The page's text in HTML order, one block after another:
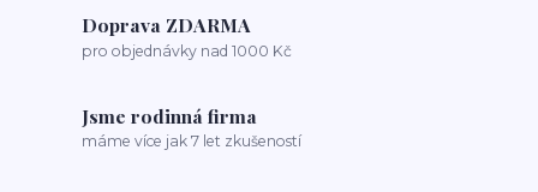
Doprava ZDARMA
pro objednávky nad 1000 Kč
Jsme rodinná firma
máme více jak 7 let zkušeností